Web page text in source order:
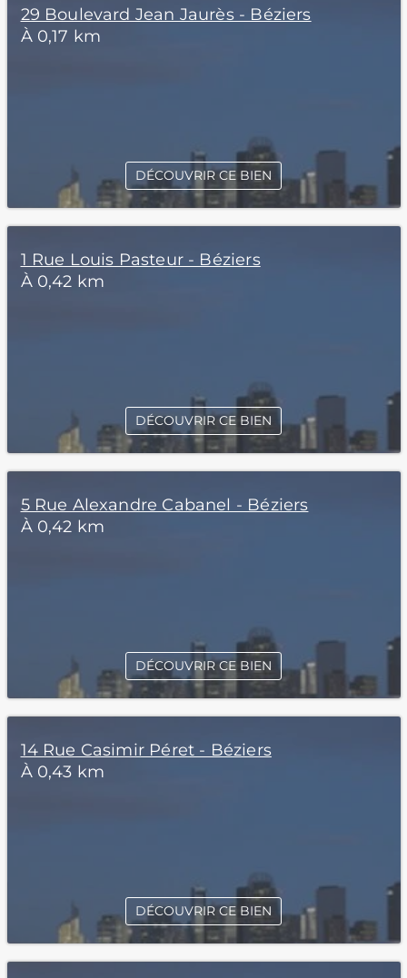
29 Boulevard Jean Jaurès - Béziers
À 0,17 km
DÉCOUVRIR CE BIEN
1 Rue Louis Pasteur - Béziers
À 0,42 km
DÉCOUVRIR CE BIEN
5 Rue Alexandre Cabanel - Béziers
À 0,42 km
DÉCOUVRIR CE BIEN
14 Rue Casimir Péret - Béziers
À 0,43 km
DÉCOUVRIR CE BIEN